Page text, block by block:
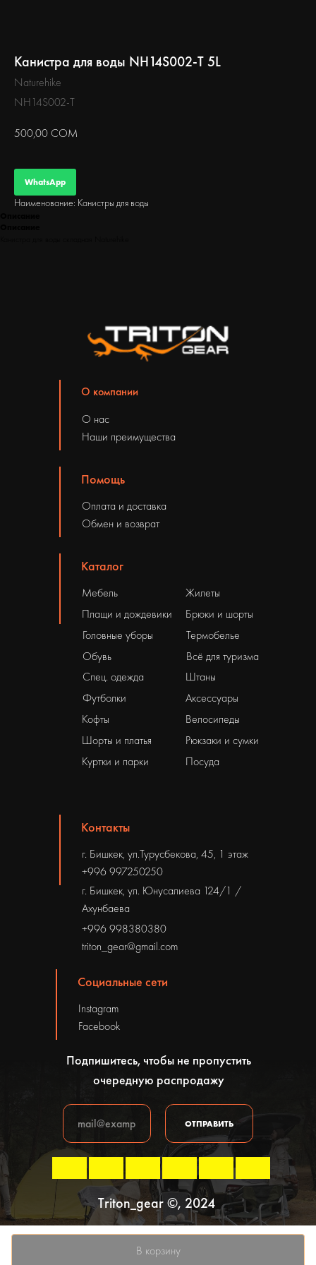
Канистра для воды NH14S002-T 5L
Naturehike
NH14S002-T
500,00 СОМ
В корзину
WhatsApp
Наименование: Канистры для воды
Подпишитесь, чтобы не пропустить
очередную распродажу
Triton_gear ©, 2024
Политика конфиденциальности
ОТПРАВИТЬ
О компании
О нас
Наши преимущества
Помощь
Оплата и доставка
Обмен и возврат
Контакты
г. Бишкек, ул.Турусбекова, 45, 1 этаж
г. Бишкек, ул. Юнусалиева 124/1 /
Ахунбаева
+996 998380380
triton_gear@gmail.com
+996 997250250
Жилеты
Каталог
Плащи и дождевики
Головные уборы
Обувь
Штаны
Рюкзаки и сумки
Мебель
Брюки и шорты
Термобелье
Всё для туризма
Велосипеды
Аксессуары
Спец. одежда
Футболки
Куртки и парки
Кофты
Шорты и платья
Посуда
Социальные сети
Instagram
Facebook